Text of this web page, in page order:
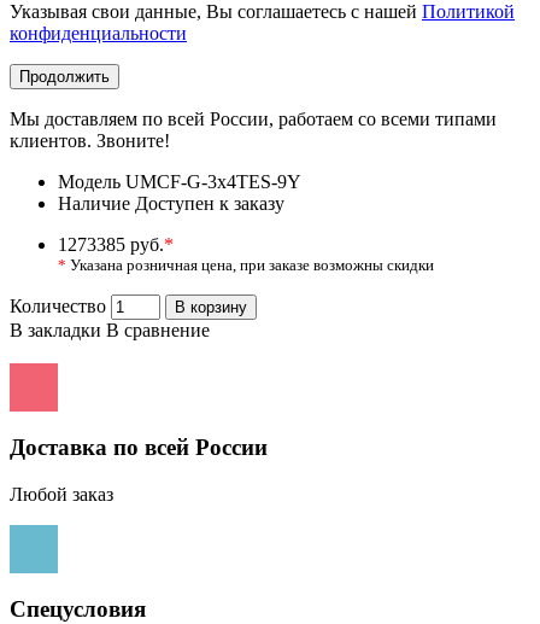
Указывая свои данные, Вы соглашаетесь с нашей Политикой
конфиденциальности
Продолжить
Мы доставляем по всей России, работаем со всеми типами
клиентов. Звоните!
Модель UMCF-G-3х4TES-9Y
Наличие Доступен к заказу
1273385 руб.*
* Указана розничная цена, при заказе возможны скидки
Количество В корзину
В закладки В сравнение
Доставка по всей России
Любой заказ
Спецусловия